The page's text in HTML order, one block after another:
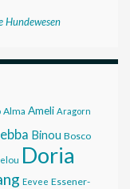
Hundewesen
Alma Ameli Aragorn
Binou Bosco
Doria
Eevee Essener-